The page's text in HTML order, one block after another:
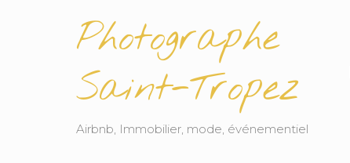
Photographe
Saint-Tropez
Airbnb, Immobilier, mode, événementiel